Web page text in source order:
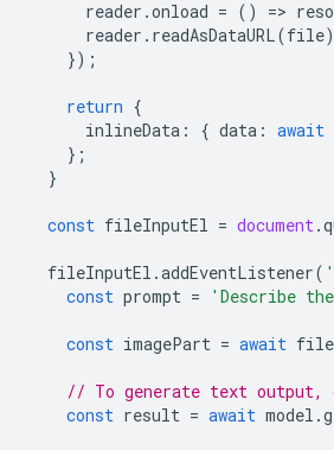
reader .onload = () =>
reader . readAsDataURL(file
});
return {
inlineData : { data : await
};
}
const fileInputEl = document.
fileInputEl .addEventListener(
const prompt = 'Describe
const imagePart = await
// To generate text output,
const result = await model .